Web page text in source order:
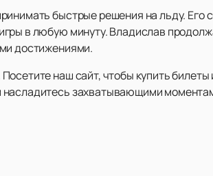
быстрые решения на льду. Его
в любую минуту. Владислав
достижениями.
наш сайт, чтобы купить билеты
захватывающими